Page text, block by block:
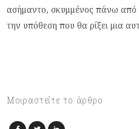
ασήμαντο, σκυμμένος πάνω από
την υπόθεση που θα ρίξει μια
Μοιραστείτε το άρθρο